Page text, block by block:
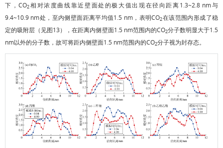
下，CO2相对浓度曲线靠近壁面处的极大值出现在径向距离1.3~2.8 nm与
9.4~10.9 nm处，至内侧壁面距离平均值1.5 nm，表明CO2在该范围内形成了稳
定的吸附层（见图13），在距离内侧壁面1.5 nm范围内的CO2分子数明显大于1.5
nm以外的分子数，故可将距内侧壁面1.5 nm范围内的CO2分子视为封存态。